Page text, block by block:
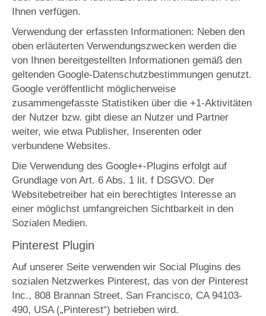
Ihnen verfügen.
Verwendung der erfassten Informationen: Neben den
oben erläuterten Verwendungszwecken werden die
von Ihnen bereitgestellten Informationen gemäß den
geltenden Google-Datenschutzbestimmungen genutzt.
Google veröffentlicht möglicherweise
zusammengefasste Statistiken über die +1-Aktivitäten
der Nutzer bzw. gibt diese an Nutzer und Partner
weiter, wie etwa Publisher, Inserenten oder
verbundene Websites.
Die Verwendung des Google+-Plugins erfolgt auf
Grundlage von Art. 6 Abs. 1 lit. f DSGVO. Der
Websitebetreiber hat ein berechtigtes Interesse an
einer möglichst umfangreichen Sichtbarkeit in den
Sozialen Medien.
Pinterest Plugin
Auf unserer Seite verwenden wir Social Plugins des
sozialen Netzwerkes Pinterest, das von der Pinterest
Inc., 808 Brannan Street, San Francisco, CA 94103-
490, USA („Pinterest“) betrieben wird.